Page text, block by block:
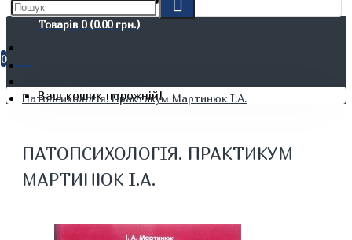
Товарів 0 (0.00 грн.)
0
Ваш кошик порожній!
Не художня література
Патопсихологія. Практикум Мартинюк І.А.
ПАТОПСИХОЛОГІЯ. ПРАКТИКУМ
МАРТИНЮК І.А.